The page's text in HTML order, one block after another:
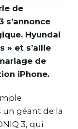
de
s’annonce
Hyundai
» et s’allie
de
iPhone.
géant de la
3, qui